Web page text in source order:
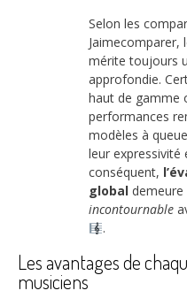
Selon les
Jaimecomparer,
mérite toujours
approfondie.
haut de gamme
performances
modèles à
leur expressivité
conséquent,
global demeure
incontournable
.
Les avantages de
musiciens